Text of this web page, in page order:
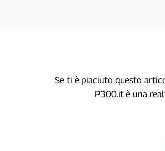
Se ti è piaciuto questo
P300.it è una